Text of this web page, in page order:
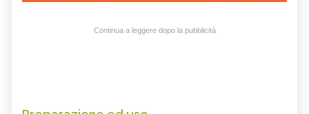
Continua a leggere dopo la pubblicità